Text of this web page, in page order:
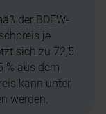
der BDEW-
je
sich zu 72,5
% aus dem
kann unter
werden.